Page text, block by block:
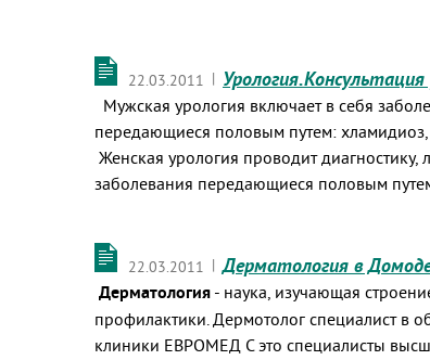
22.03.2011 |
Мужская урология включает в себя
передающиеся половым путем: хламидиоз,
Женская урология проводит диагностику,
заболевания передающиеся половым
22.03.2011 | Дерматология в
Дерматология - наука, изучающая
профилактики. Дeрмотолог специалист в
клиники ЕВРОМЕД С это специалисты